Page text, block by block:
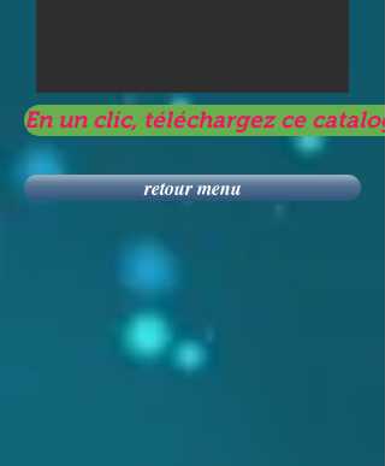
En un clic, téléchargez ce
retour menu